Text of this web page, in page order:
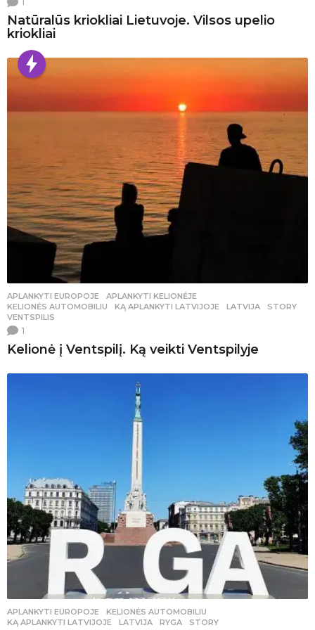
Natūralūs kriokliai Lietuvoje. Vilsos upelio
kriokliai
APLANKYTI EUROPOJE ,APLANKYTI KELIONĖJE
KELIONĖS AUTOMOBILIU
KĄ APLANKYTI LATVIJOJE ,LATVIJA ,STORY
VENTSPILIS
1
Kelionė į Ventspilį. Ką veikti Ventspilyje
APLANKYTI EUROPOJE ,KELIONĖS AUTOMOBILIU
KĄ APLANKYTI LATVIJOJE
,LATVIJA ,RYGA ,STORY